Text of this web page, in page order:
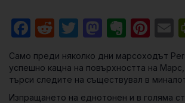
Facebook
RedditTwitter
Само преди няколко дни марсоходът
успешно кацна на повърхността на
търси следите на съществувал в
Изпращането на еднотонен и в голяма